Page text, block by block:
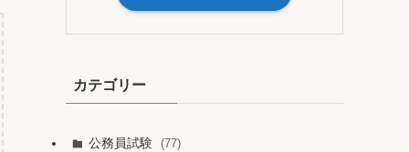
カテゴリー
公務員試験 (77)